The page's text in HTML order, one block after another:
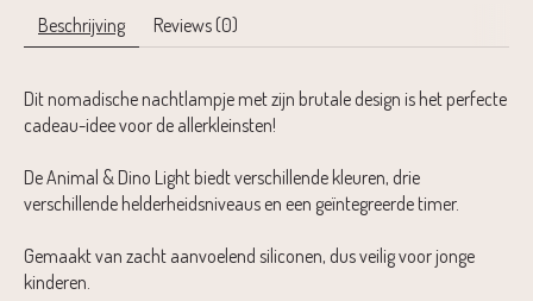
Beschrijving Reviews (0)
Dit nomadische nachtlampje met zijn brutale design is het perfecte
cadeau-idee voor de allerkleinsten!
De Animal & Dino Light biedt verschillende kleuren, drie
verschillende helderheidsniveaus en een geïntegreerde timer.
Gemaakt van zacht aanvoelend siliconen, dus veilig voor jonge
kinderen.